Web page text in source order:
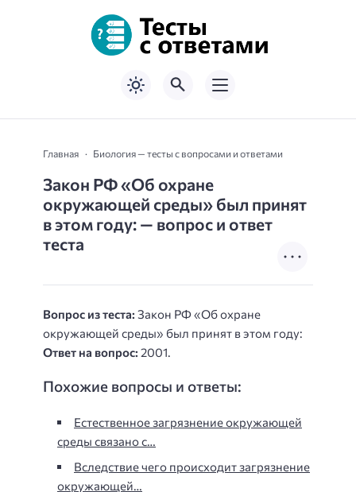
Главная Биология — тесты с вопросами и ответами
Закон РФ «Об охране
окружающей среды» был принят
в этом году: — вопрос и ответ
теста
Вопрос из теста: Закон РФ «Об охране
окружающей среды» был принят в этом году:
Ответ на вопрос: 2001.
Похожие вопросы и ответы:
Естественное загрязнение окружающей
среды связано с…
Вследствие чего происходит загрязнение
окружающей…